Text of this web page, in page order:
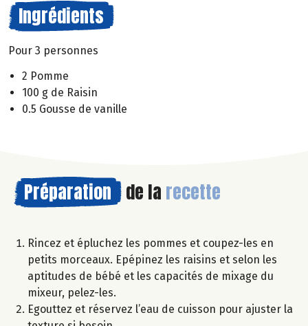
Ingrédients
Pour 3 personnes
2 Pomme
100 g de Raisin
0.5 Gousse de vanille
Préparation de la recette
Rincez et épluchez les pommes et coupez-les en
petits morceaux. Epépinez les raisins et selon les
aptitudes de bébé et les capacités de mixage du
mixeur, pelez-les.
Egouttez et réservez l’eau de cuisson pour ajuster la